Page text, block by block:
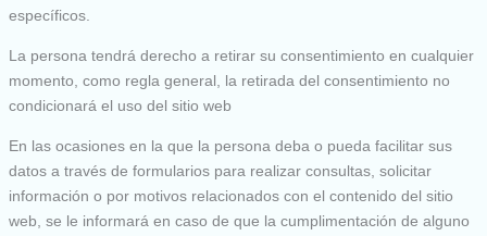
específicos.
La persona tendrá derecho a retirar su consentimiento en cualquier
momento, como regla general, la retirada del consentimiento no
condicionará el uso del sitio web
En las ocasiones en la que la persona deba o pueda facilitar sus
datos a través de formularios para realizar consultas, solicitar
información o por motivos relacionados con el contenido del sitio
web, se le informará en caso de que la cumplimentación de alguno